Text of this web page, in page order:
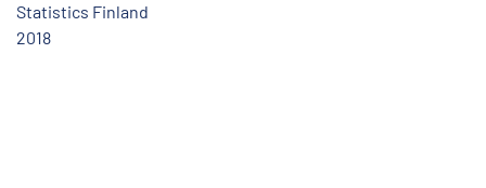
Statistics Finland
2018